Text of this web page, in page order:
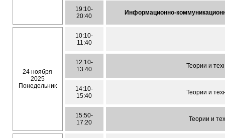
19:10-
20:40
Информационно-
24 ноября
2025
Понедельник
10:10-
11:40
12:10-
13:40
Теории и
14:10-
15:40
Теории и
15:50-
17:20
Теории и